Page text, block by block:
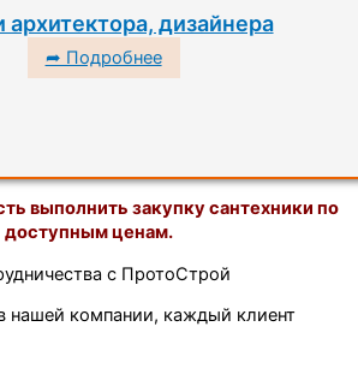
архитектора, дизайнера
➦ Подробнее
выполнить закупку сантехники по
доступным ценам.
с ПротоСтрой
нашей компании, каждый клиент